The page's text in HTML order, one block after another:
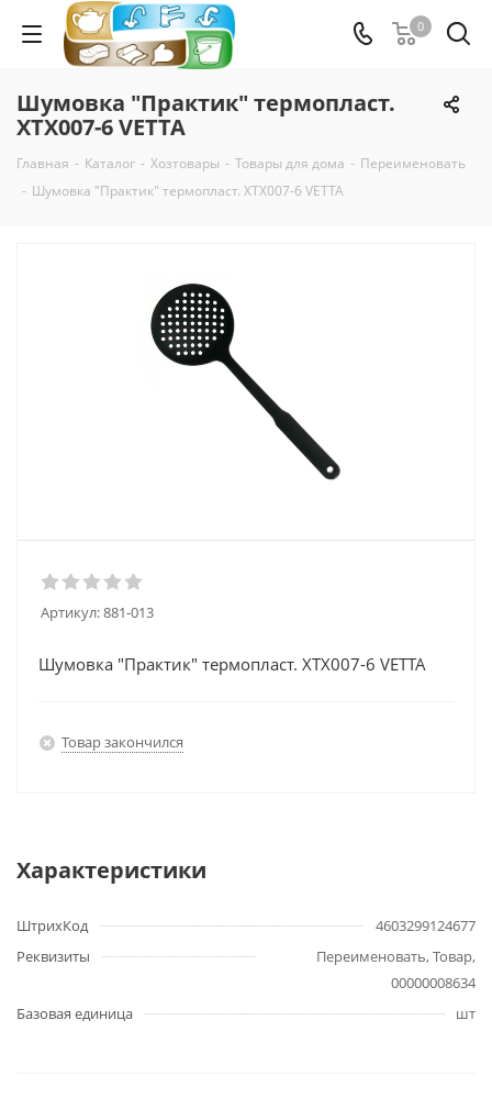
0
Шумовка "Практик" термопласт.
XTX007-6 VETTA
Главная - Каталог - Хозтовары - Товары для дома - Переименовать
- Шумовка "Практик" термопласт. XTX007-6 VETTA
Артикул:881-013
Шумовка "Практик" термопласт. XTX007-6 VETTA
Товар закончился
Характеристики
ШтрихКод
4603299124677
Реквизиты
Переименовать, Товар,
00000008634
Базовая единица
шт